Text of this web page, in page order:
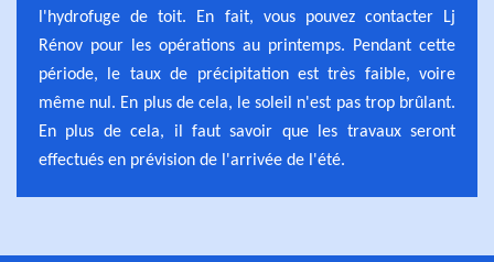
l'hydrofuge de toit. En fait, vous pouvez contacter Lj
Rénov pour les opérations au printemps. Pendant cette
période, le taux de précipitation est très faible, voire
même nul. En plus de cela, le soleil n'est pas trop brûlant.
En plus de cela, il faut savoir que les travaux seront
effectués en prévision de l'arrivée de l'été.